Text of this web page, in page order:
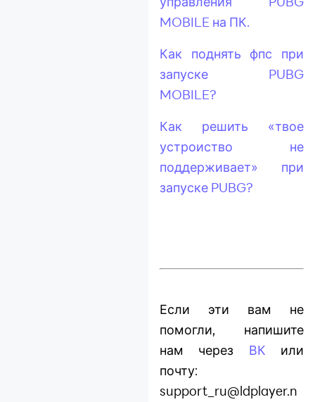
MOBILE на ПК.
Как поднять фпс при
запуске PUBG
MOBILE?
Как решить «твое
устроиство не
поддерживает» при
запуске PUBG?
Если эти вам не
помогли, напишите
нам через
ВК
или
почту:
support_ru@ldplayer.n